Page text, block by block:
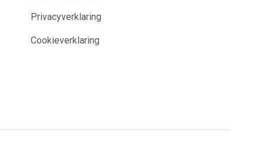
Privacyverklaring
Cookieverklaring